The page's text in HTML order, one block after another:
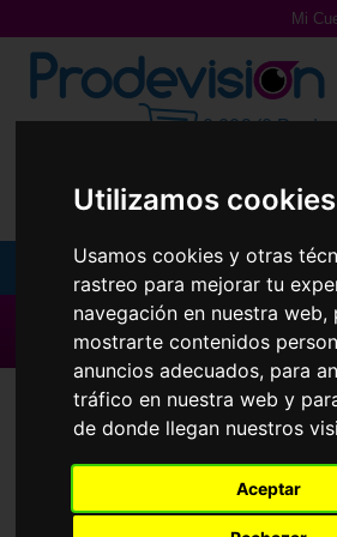
Utilizamos cookies
Usamos cookies y otras
rastreo para mejorar tu
navegación en nuestra web,
mostrarte contenidos
anuncios adecuados, para
tráfico en nuestra web y
de donde llegan nuestros
Aceptar
Mi
0,00€ (0
Gafas de
Gafas
Gafas
Lentillas
▶ Todas las
Recambios originales para
OO9262 Sliver en